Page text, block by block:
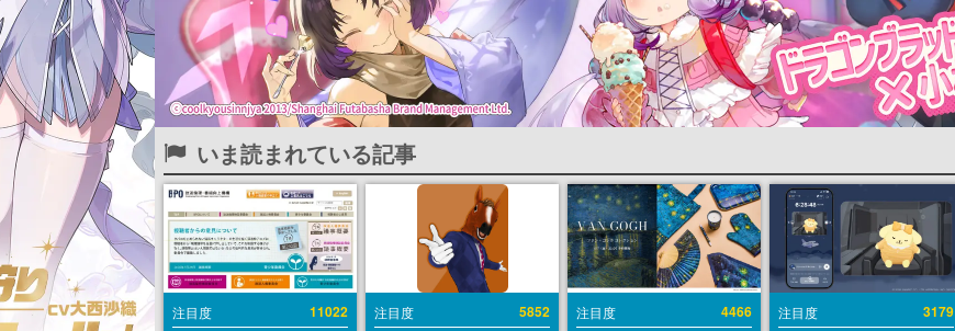
いま読まれている記事
注目度 11022 注目度 5852 注目度 4466 注目度 3179